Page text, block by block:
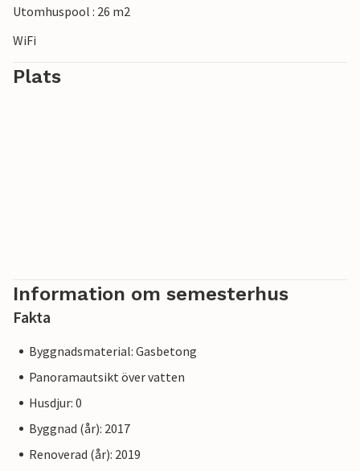
Utomhuspool : 26 m2
WiFi
Plats
Information om semesterhus
Fakta
Byggnadsmaterial: Gasbetong
Panoramautsikt över vatten
Husdjur: 0
Byggnad (år): 2017
Renoverad (år): 2019